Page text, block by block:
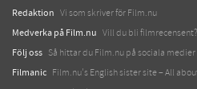
Redaktion Vi som skriver för Film.nu
Medverka på Film.nu Vill du bli filmrecensent?
Följ oss Så hittar du Film.nu på sociala medier
Filmanic Film.nu's English sister site – All